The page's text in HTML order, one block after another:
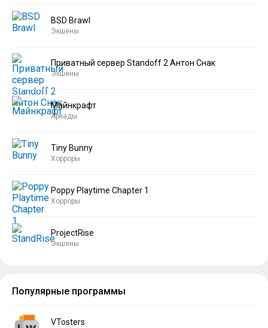
BSD Brawl
Экшены
Приватный сервер Standoff 2 Антон Снак
Экшены
Майнкрафт
Аркады
Tiny Bunny
Хорроры
Poppy Playtime Chapter 1
Хорроры
ProjectRise
Экшены
Популярные программы
VTosters